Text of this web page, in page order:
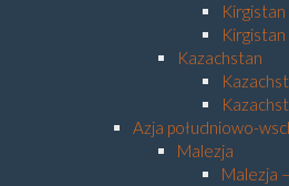
Kazachstan
Azja południowo-
Malezja
Malezja